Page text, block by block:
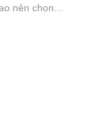
nên chọn...